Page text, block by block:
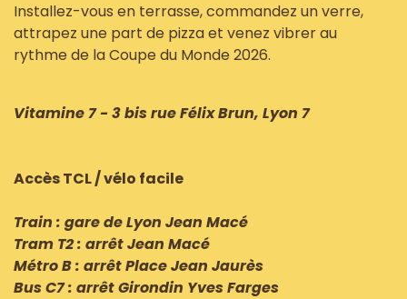
Installez-vous en terrasse, commandez un verre,
attrapez une part de pizza et venez vibrer au
rythme de la Coupe du Monde 2026.
Vitamine 7 - 3 bis rue Félix Brun, Lyon 7
Accès TCL / vélo facile
Train : gare de Lyon Jean Macé
Tram T2 : arrêt Jean Macé
Métro B : arrêt Place Jean Jaurès
Bus C7 : arrêt Girondin Yves Farges